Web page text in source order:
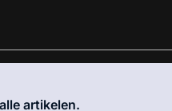
van deze site zijn de
artikelen.